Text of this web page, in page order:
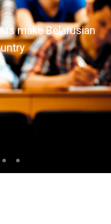
make Belarusian